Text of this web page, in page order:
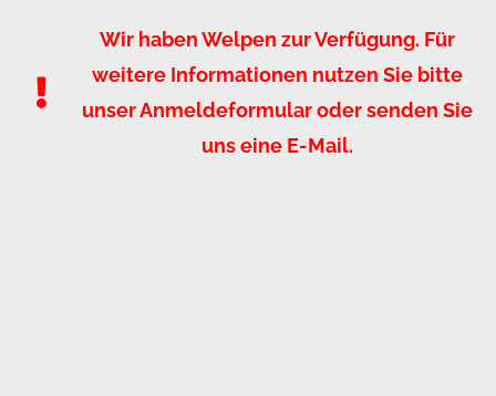
Wir haben Welpen zur Verfügung. Für
weitere Informationen nutzen Sie bitte
unser Anmeldeformular oder senden Sie
uns eine E-Mail.